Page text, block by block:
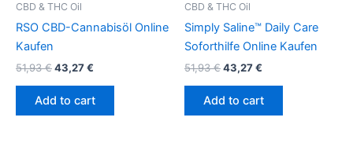
CBD & THC Oil
RSO CBD-Cannabisöl Online
Kaufen
51,93€43,27€
Add to cart
CBD & THC Oil
Simply Saline™ Daily Care
Soforthilfe Online Kaufen
51,93€43,27€
Add to cart